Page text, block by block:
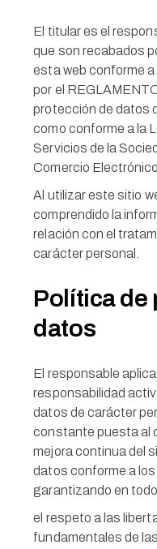
El titular es el
que son recabados
esta web conforme
por el
protección de datos
como conforme a la
Servicios de la
Comercio Electrónico
Al utilizar este sitio
comprendido la
relación con el
carácter personal.
Política de
datos
El responsable
responsabilidad
datos de carácter
constante puesta al
mejora continua del
datos conforme a
garantizando en
el respeto a las
fundamentales de